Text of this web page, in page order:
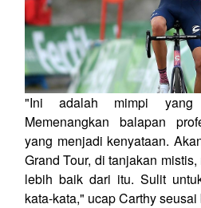
"Ini adalah mimpi yang
Memenangkan balapan
yang menjadi kenyataan.
Grand Tour, di tanjakan
lebih baik dari itu. Sulit
kata-kata," ucap Carthy